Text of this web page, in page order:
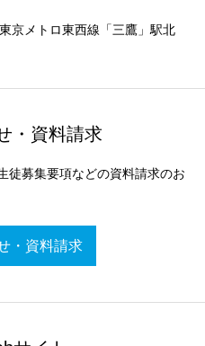
京メトロ東西線「三鷹」駅北
・資料請求
徒募集要項などの資料請求のお
・資料請求